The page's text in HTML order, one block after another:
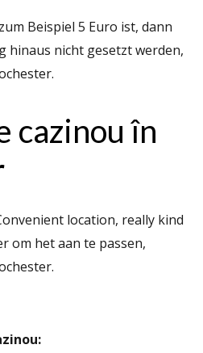
Beispiel 5 Euro ist, dann
hinaus nicht gesetzt werden,
cazinou în
location, really kind
om het aan te passen,